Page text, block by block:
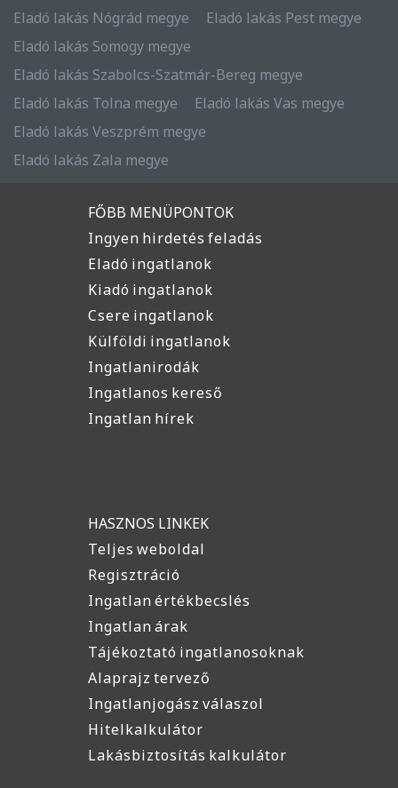
Eladó lakás Nógrád megye
Eladó lakás Pest megye
Eladó lakás Somogy megye
Eladó lakás Szabolcs-Szatmár-Bereg megye
Eladó lakás Tolna megye
Eladó lakás Vas megye
Eladó lakás Veszprém megye
Eladó lakás Zala megye
FŐBB MENÜPONTOK
Ingyen hirdetés feladás
Eladó ingatlanok
Kiadó ingatlanok
Csere ingatlanok
Külföldi ingatlanok
Ingatlanirodák
Ingatlanos kereső
Ingatlan hírek
HASZNOS LINKEK
Teljes weboldal
Regisztráció
Ingatlan értékbecslés
Ingatlan árak
Tájékoztató ingatlanosoknak
Alaprajz tervező
Ingatlanjogász válaszol
Hitelkalkulátor
Lakásbiztosítás kalkulátor